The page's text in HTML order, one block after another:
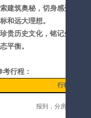
建筑奥秘，切身感受传统
和远大理想。
贵历史文化，铭记先祖遗
平衡。
考行程：
行程概览
报到，分房，就餐